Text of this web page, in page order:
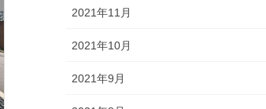
2021年11月
2021年10月
2021年9月